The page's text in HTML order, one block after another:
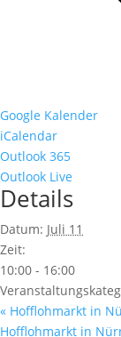
Google Kalender
iCalendar
Outlook 365
Outlook Live
Details
Datum: Juli 11
Zeit:
10:00 - 16:00
« Hofflohmarkt in
Hofflohmarkt in